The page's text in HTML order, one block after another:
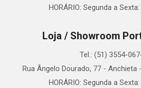
HORÁRIO: Segunda a
Loja / Showroom
Tel.: (51) 3554-
Rua Ângelo Dourado, 77 - Anchieta
HORÁRIO: Segunda a